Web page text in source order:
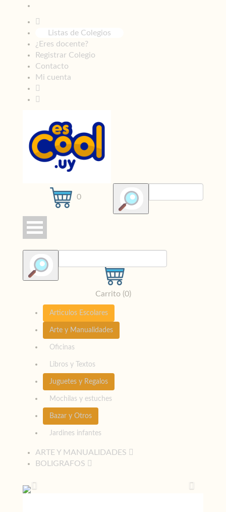
Listas de Colegios
¿Eres docente?
Registrar Colegio
Contacto
Mi cuenta
0
Carrito (0)
Articulos Escolares
Arte y Manualidades
Oficinas
Libros y Textos
Juguetes y Regalos
Mochilas y estuches
Bazar y Otros
Jardines infantes
ARTE Y MANUALIDADES
BOLIGRAFOS
Previous Next